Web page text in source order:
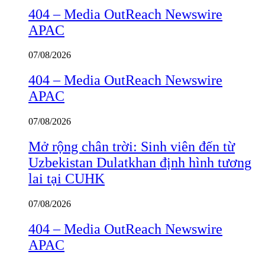
404 – Media OutReach Newswire
APAC
07/08/2026
404 – Media OutReach Newswire
APAC
07/08/2026
Mở rộng chân trời: Sinh viên đến từ
Uzbekistan Dulatkhan định hình tương
lai tại CUHK
07/08/2026
404 – Media OutReach Newswire
APAC